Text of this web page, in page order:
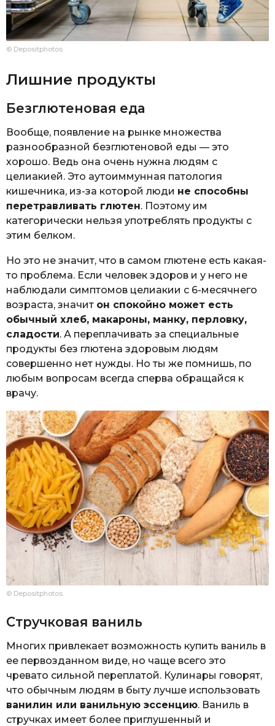
© Depositphotos
Лишние продукты
Безглютеновая еда
Вообще, появление на рынке множества
разнообразной безглютеновой еды — это
хорошо. Ведь она очень нужна людям с
целиакией. Это аутоиммунная патология
кишечника, из-за которой люди не способны
перетравливать глютен. Поэтому им
категорически нельзя употреблять продукты с
этим белком.
Но это не значит, что в самом глютене есть какая-
то проблема. Если человек здоров и у него не
наблюдали симптомов целиакии с 6-месячнего
возраста, значит он спокойно может есть
обычный хлеб, макароны, манку, перловку,
сладости. А переплачивать за специальные
продукты без глютена здоровым людям
совершенно нет нужды. Но ты же помнишь, по
любым вопросам всегда сперва обращайся к
врачу.
© Depositphotos
Стручковая ваниль
Многих привлекает возможность купить ваниль в
ее первозданном виде, но чаще всего это
чревато сильной переплатой. Кулинары говорят,
что обычным людям в быту лучше использовать
ванилин или ванильную эссенцию. Ваниль в
стручках имеет более приглушенный и